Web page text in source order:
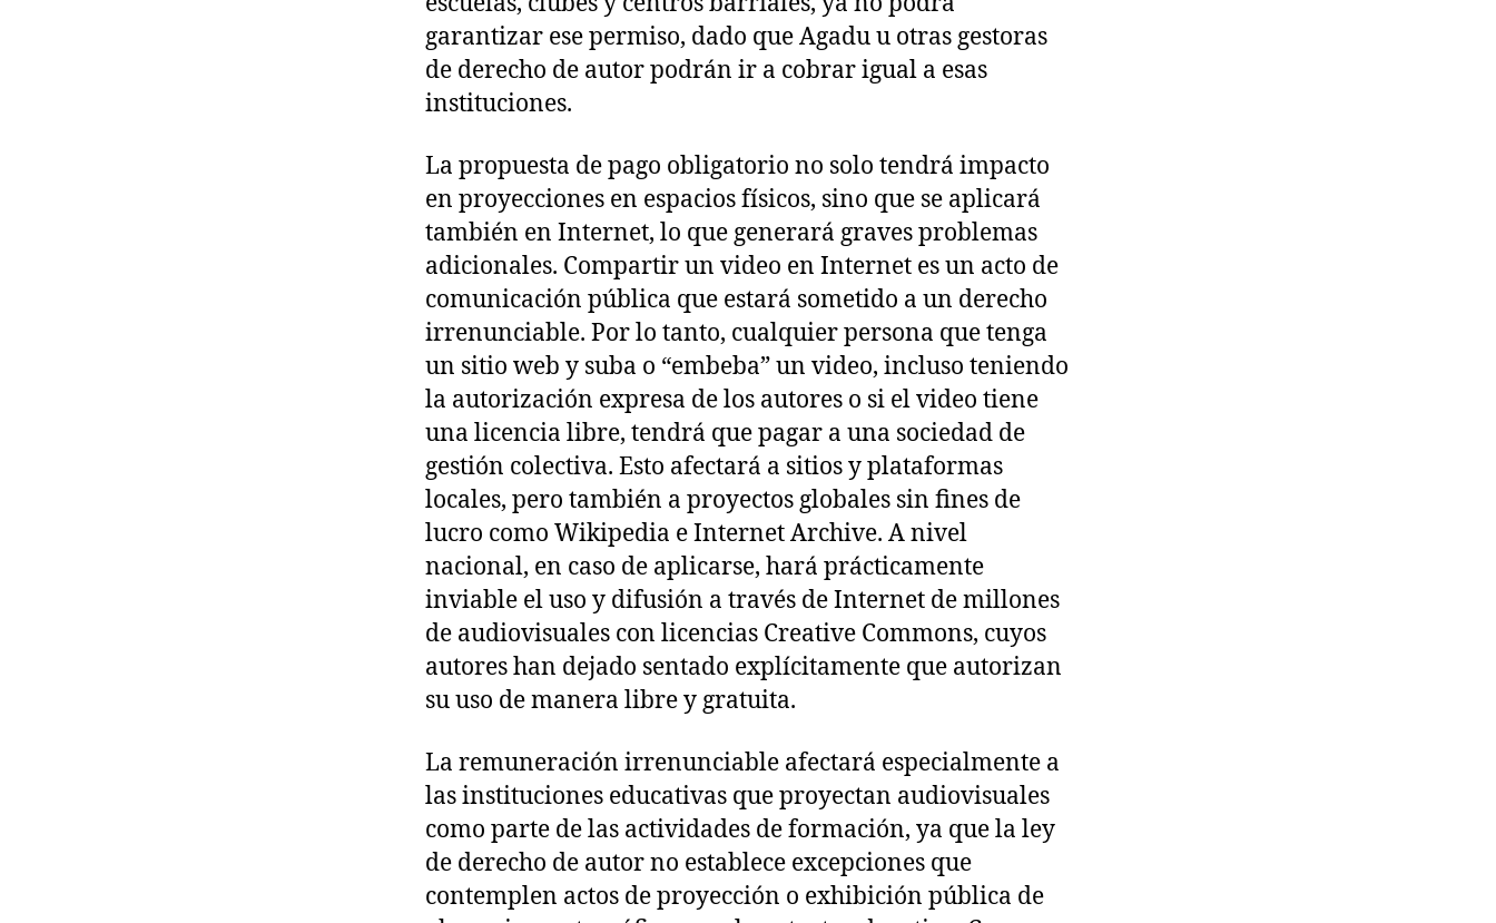
garantizar ese permiso, dado que Agadu u otras gestoras
de derecho de autor podrán ir a cobrar igual a esas
instituciones.
La propuesta de pago obligatorio no solo tendrá impacto
en proyecciones en espacios físicos, sino que se aplicará
también en Internet, lo que generará graves problemas
adicionales. Compartir un video en Internet es un acto de
comunicación pública que estará sometido a un derecho
irrenunciable. Por lo tanto, cualquier persona que tenga
un sitio web y suba o “embeba” un video, incluso teniendo
la autorización expresa de los autores o si el video tiene
una licencia libre, tendrá que pagar a una sociedad de
gestión colectiva. Esto afectará a sitios y plataformas
locales, pero también a proyectos globales sin fines de
lucro como Wikipedia e Internet Archive. A nivel
nacional, en caso de aplicarse, hará prácticamente
inviable el uso y difusión a través de Internet de millones
de audiovisuales con licencias Creative Commons, cuyos
autores han dejado sentado explícitamente que autorizan
su uso de manera libre y gratuita.
La remuneración irrenunciable afectará especialmente a
las instituciones educativas que proyectan audiovisuales
como parte de las actividades de formación, ya que la ley
de derecho de autor no establece excepciones que
contemplen actos de proyección o exhibición pública de